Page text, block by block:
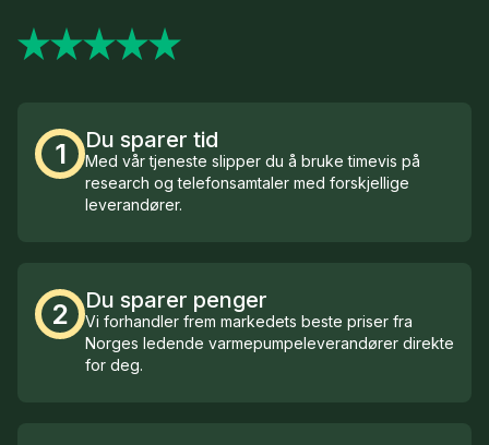
1 Du sparer tid
Med vår tjeneste slipper du å bruke timevis på
research og telefonsamtaler med forskjellige
leverandører.
2 Du sparer penger
Vi forhandler frem markedets beste priser fra
Norges ledende varmepumpeleverandører direkte
for deg.